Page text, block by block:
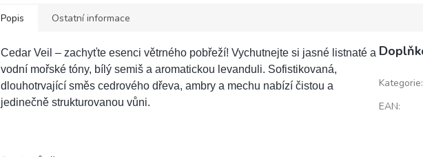
Popis Ostatní informace
Cedar Veil – zachyťte esenci větrného pobřeží! Vychutnejte si jasné listnaté a
vodní mořské tóny, bílý semiš a aromatickou levanduli. Sofistikovaná,
dlouhotrvající směs cedrového dřeva, ambry a mechu nabízí čistou a
jedinečně strukturovanou vůni.
Kategorie:
EAN: